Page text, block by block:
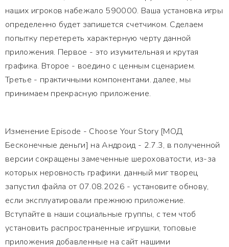
наших игроков набежало 590000. Ваша установка игры
определенно будет запишется счетчиком. Сделаем
попытку перетереть характерную черту данной
приложения. Первое - это изумительная и крутая
графика. Второе - воедино с ценным сценарием.
Третье - практичными компонентами. далее, мы
принимаем прекрасную приложение.
Изменение Episode - Choose Your Story [МОД
Бесконечные деньги] на Андроид - 2.7.3, в полученной
версии сокращены замеченные шероховатости, из-за
которых неровность графики. данный миг творец
запустил файла от 07.08.2026 - установите обнову,
если эксплуатировали прежнюю приложение.
Вступайте в наши социальные группы, с тем чтоб
установить распространенные игрушки, топовые
приложения добавленные на сайт нашими